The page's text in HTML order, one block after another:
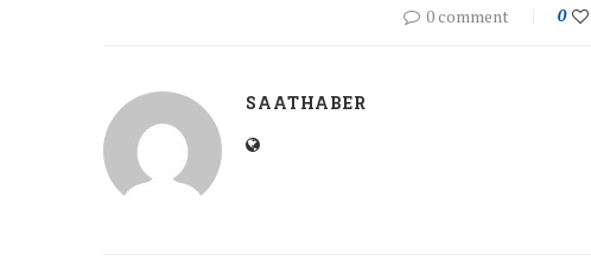
0 comment 0
SAATHABER